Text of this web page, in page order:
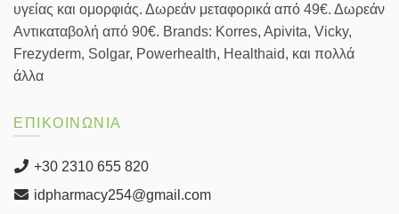
υγείας και ομορφιάς. Δωρεάν μεταφορικά από 49€. Δωρεάν
Αντικαταβολή από 90€. Brands: Korres, Apivita, Vicky,
Frezyderm, Solgar, Powerhealth, Healthaid, και πολλά
άλλα
ΕΠΙΚΟΙΝΩΝΙΑ
+30 2310 655 820
idpharmacy254@gmail.com